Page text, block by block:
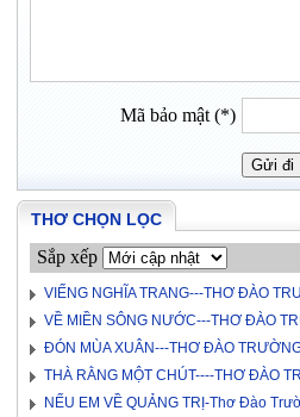
Mã bảo mật (*)
THƠ CHỌN LỌC
Sắp xếp
VIẾNG NGHĨA TRANG---THƠ ĐÀO
VỀ MIỀN SÔNG NƯỚC---THƠ ĐÀO
ĐÓN MÙA XUÂN---THƠ ĐÀO
THÀ RẰNG MỘT CHÚT----THƠ ĐÀO
NẾU EM VỀ QUẢNG TRỊ-Thơ Đào